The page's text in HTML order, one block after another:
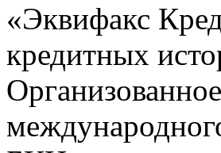
«Эквифакс
кредитных